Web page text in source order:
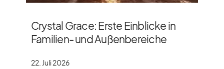
Crystal Grace: Erste Einblicke in
Familien- und Außenbereiche
22. Juli 2026